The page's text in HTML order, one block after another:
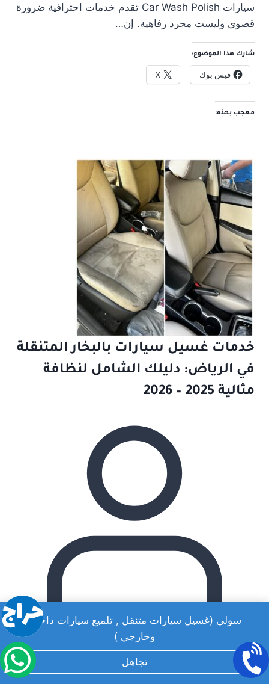
سولي (غسيل سيارات متنقل , تلميع سيارات داخلي
وخارجي )
تجاهل
سيارات Car Wash Polish تقدم خدمات احترافية ضرورة
قصوى وليست مجرد رفاهية. إن…
شارك هذا الموضوع:
فيس بوك X
معجب بهذه:
خدمات غسيل سيارات بالبخار المتنقلة
في الرياض: دليلك الشامل لنظافة
مثالية 2025 – 2026
admin